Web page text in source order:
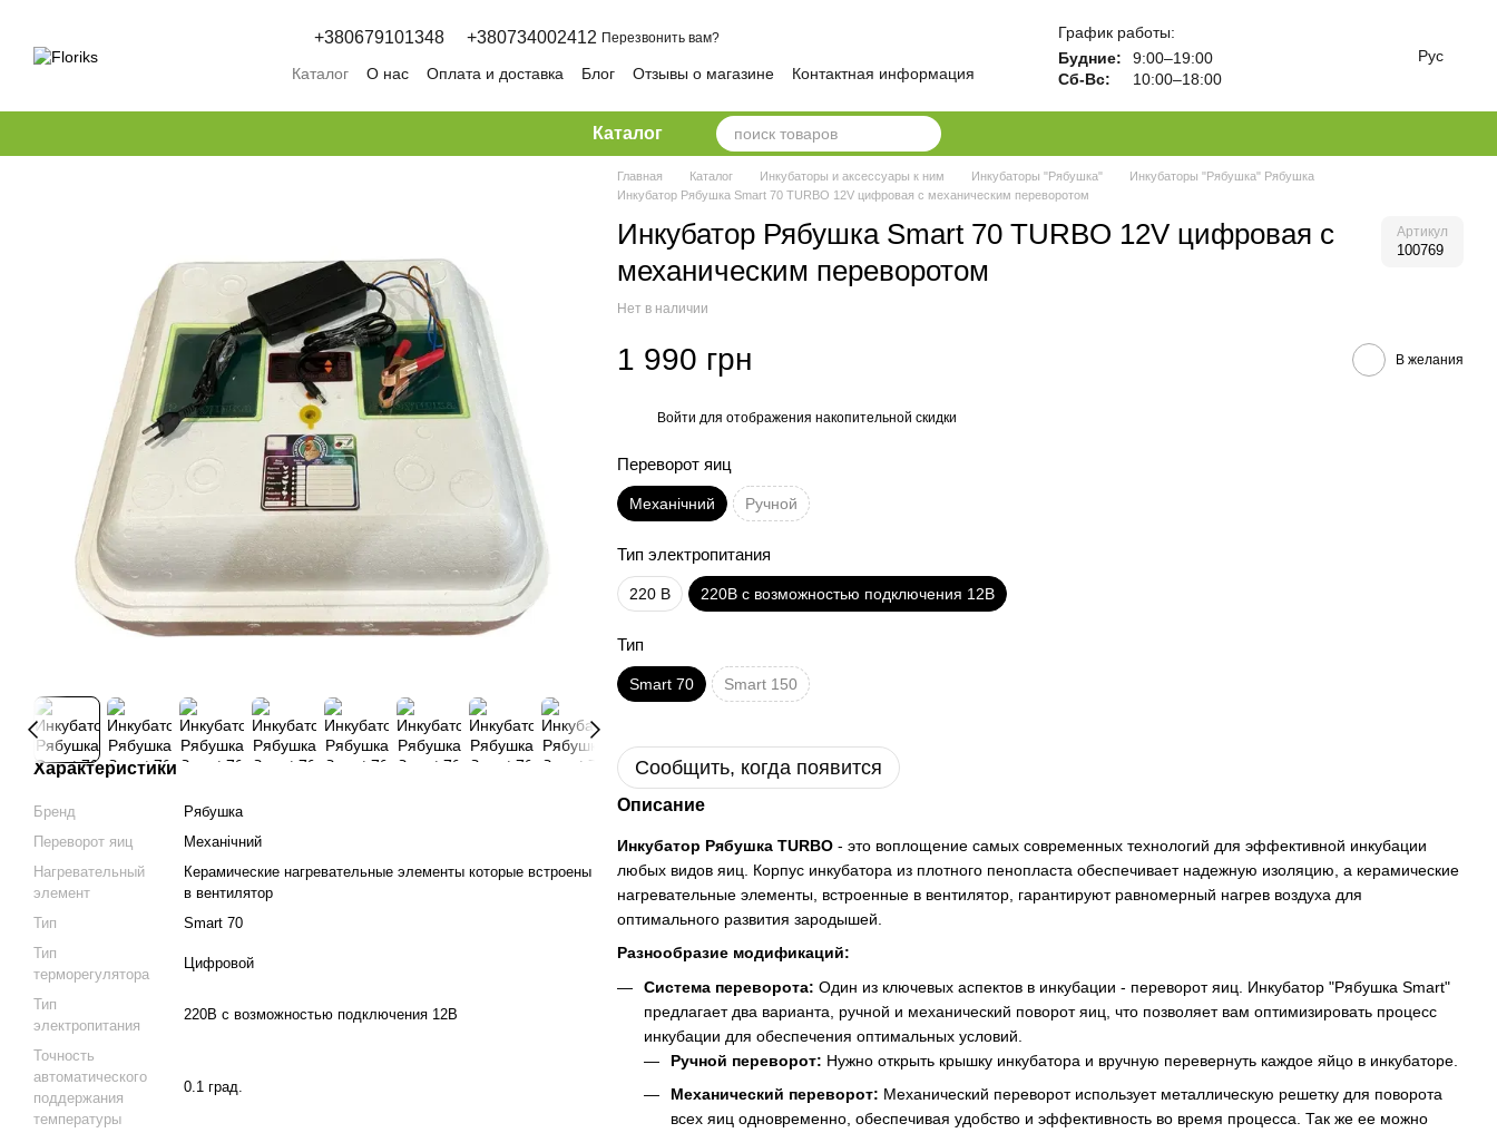
+380679101348 +380734002412 Перезвонить вам?
Каталог О нас Оплата и доставка Блог Отзывы о магазине
Контактная информация
График работы:
Будние:
9:00–19:00
Сб-Вс:
10:00–18:00
Рус
Каталог
Характеристики
Бренд
Рябушка
Переворот яиц
Механічний
Нагревательный
элемент
Керамические нагревательные элементы которые встроены
в вентилятор
Тип
Smart 70
Тип
терморегулятора
Цифровой
Тип
электропитания
220В с возможностью подключения 12В
Точность
автоматического
поддержания
температуры
0.1 град.
Главная Каталог Инкубаторы и аксессуары к ним Инкубаторы "Рябушка"
Инкубаторы "Рябушка" Рябушка
Инкубатор Рябушка Smart 70 TURBO 12V цифровая с механическим переворотом
Инкубатор Рябушка Smart 70 TURBO 12V цифровая с
механическим переворотом
Артикул
100769
Нет в наличии
1 990 грн В желания
Войти для отображения накопительной скидки
Переворот яиц
Механічний Ручной
Тип электропитания
220 В 220В с возможностью подключения 12В
Тип
Smart 70 Smart 150
Сообщить, когда появится
Описание
Инкубатор Рябушка TURBO- это воплощение самых современных технологий для эффективной инкубации
любых видов яиц. Корпус инкубатора из плотного пенопласта обеспечивает надежную изоляцию, а керамические
нагревательные элементы, встроенные в вентилятор, гарантируют равномерный нагрев воздуха для
оптимального развития зародышей.
Разнообразие модификаций:
Система переворота: Один из ключевых аспектов в инкубации - переворот яиц. Инкубатор "Рябушка Smart"
предлагает два варианта, ручной и механический поворот яиц, что позволяет вам оптимизировать процесс
инкубации для обеспечения оптимальных условий.
Ручной переворот: Нужно открыть крышку инкубатора и вручную перевернуть каждое яйцо в инкубаторе.
Механический переворот: Механический переворот использует металлическую решетку для поворота
всех яиц одновременно, обеспечивая удобство и эффективность во время процесса. Так же ее можно